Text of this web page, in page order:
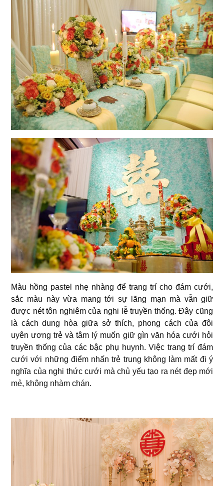
Màu hồng pastel nhẹ nhàng để trang trí cho đám cưới,
sắc màu này vừa mang tới sự lãng mạn mà vẫn giữ
được nét tôn nghiêm của nghi lễ truyền thống. Đây cũng
là cách dung hòa giữa sở thích, phong cách của đôi
uyên ương trẻ và tâm lý muốn giữ gìn văn hóa cưới hỏi
truyền thống của các bậc phụ huynh. Việc trang trí đám
cưới với những điểm nhấn trẻ trung không làm mất đi ý
nghĩa của nghi thức cưới mà chủ yếu tạo ra nét đẹp mới
mẻ, không nhàm chán.